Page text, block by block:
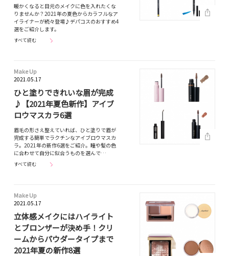
暖かくなると目元のメイクに色を入れたくな
りませんか？2021年の夏色からカラフルなア
イライナーが続々登場♪デパコスのおすすめ4
選をご紹介します。
すべて読む
Make Up
2021.05.17
ひと塗りできれいな眉が完成
♪【2021年夏色新作】アイブ
ロウマスカラ6選
眉毛の形さえ整えていれば、ひと塗りで眉が
完成する簡単でラクチンなアイブロウマスカ
ラ。2021年の新作6選をご紹介。瞳や髪の色
に合わせて自分に似合うものを選んで…
すべて読む
Make Up
2021.05.17
立体感メイクにはハイライト
とブロンザーが決め手！クリ
ームからパウダータイプまで
2021年夏の新作8選